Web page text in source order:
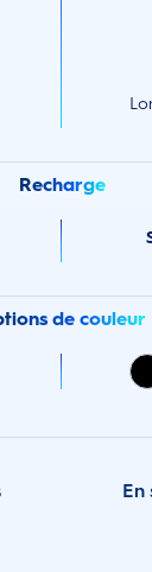
Recharge
de couleur
En